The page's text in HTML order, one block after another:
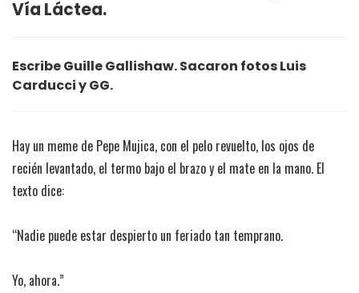
Vía Láctea.
Escribe Guille Gallishaw. Sacaron fotos Luis
Carducci y GG.
Hay un meme de Pepe Mujica, con el pelo revuelto, los ojos de
recién levantado, el termo bajo el brazo y el mate en la mano. El
texto dice:
“Nadie puede estar despierto un feriado tan temprano.
Yo, ahora.”